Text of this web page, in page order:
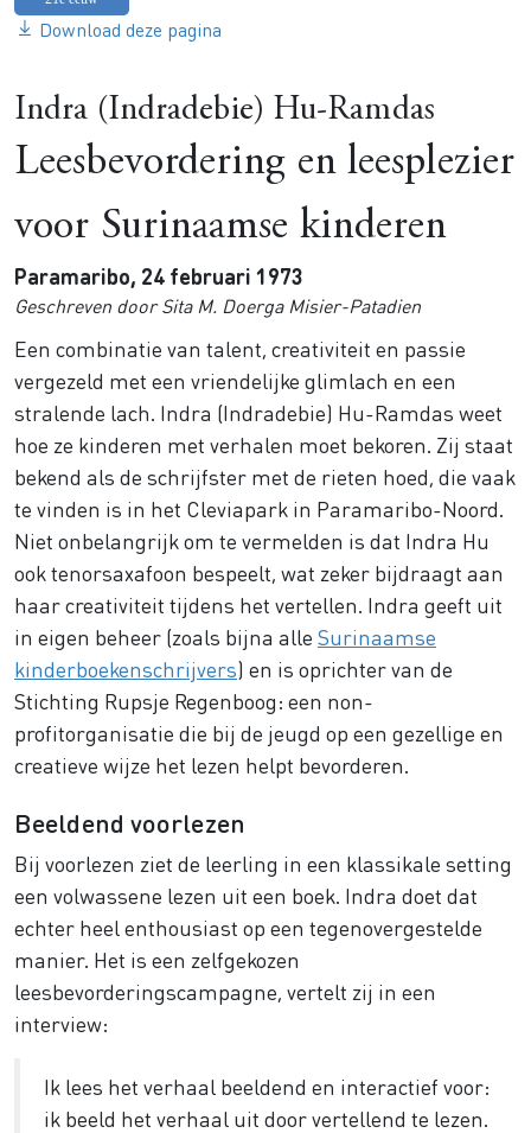
Download deze pagina
Indra (Indradebie) Hu-Ramdas
Leesbevordering en leesplezier
voor Surinaamse kinderen
Paramaribo, 24 februari 1973
Geschreven door Sita M. Doerga Misier-Patadien
Een combinatie van talent, creativiteit en passie
vergezeld met een vriendelijke glimlach en een
stralende lach. Indra (Indradebie) Hu-Ramdas weet
hoe ze kinderen met verhalen moet bekoren. Zij staat
bekend als de schrijfster met de rieten hoed, die vaak
te vinden is in het Cleviapark in Paramaribo-Noord.
Niet onbelangrijk om te vermelden is dat Indra Hu
ook tenorsaxafoon bespeelt, wat zeker bijdraagt aan
haar creativiteit tijdens het vertellen. Indra geeft uit
in eigen beheer (zoals bijna alle Surinaamse
kinderboekenschrijvers) en is oprichter van de
Stichting Rupsje Regenboog: een non-
profitorganisatie die bij de jeugd op een gezellige en
creatieve wijze het lezen helpt bevorderen.
Beeldend voorlezen
Bij voorlezen ziet de leerling in een klassikale setting
een volwassene lezen uit een boek. Indra doet dat
echter heel enthousiast op een tegenovergestelde
manier. Het is een zelfgekozen
leesbevorderingscampagne, vertelt zij in een
interview:
Ik lees het verhaal beeldend en interactief voor:
ik beeld het verhaal uit door vertellend te lezen.